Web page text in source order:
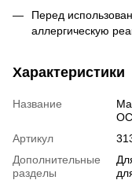
Перед
аллергическую
Характеристики
Название
Артикул
Дополнительные
разделы